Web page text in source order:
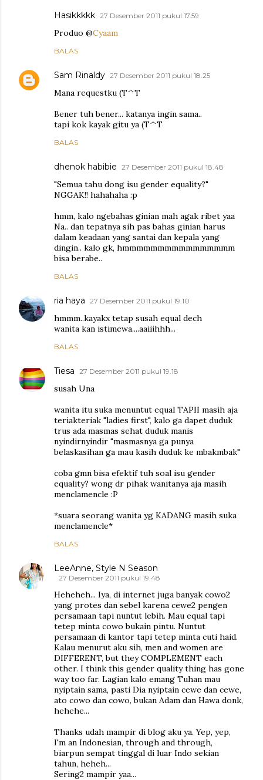
Hasikkkkk 27 Desember 2011 pukul 17.59
Produo @Cyaam
BALAS
Sam Rinaldy 27 Desember 2011 pukul 18.25
Mana requestku (T^T
Bener tuh bener... katanya ingin sama..
tapi kok kayak gitu ya (T^T
BALAS
dhenok habibie 27 Desember 2011 pukul 18.48
"Semua tahu dong isu gender equality?"
NGGAK!! hahahaha :p
hmm, kalo ngebahas ginian mah agak ribet yaa
Na.. dan tepatnya sih pas bahas ginian harus
dalam keadaan yang santai dan kepala yang
dingin.. kalo gk, hmmmmmmmmmmmmmmmm
bisa berabe..
BALAS
ria haya 27 Desember 2011 pukul 19.10
hmmm..kayakx tetap susah equal dech
wanita kan istimewa....aaiiihhh...
BALAS
Tiesa 27 Desember 2011 pukul 19.18
susah Una
wanita itu suka menuntut equal TAPII masih aja
teriakteriak "ladies first", kalo ga dapet duduk
trus ada masmas sehat duduk manis
nyindirnyindir "masmasnya ga punya
belaskasihan ga mau kasih duduk ke mbakmbak"
coba gmn bisa efektif tuh soal isu gender
equality? wong dr pihak wanitanya aja masih
menclamencle :P
*suara seorang wanita yg KADANG masih suka
menclamencle*
BALAS
LeeAnne, Style N Season
27 Desember 2011 pukul 19.48
Heheheh... Iya, di internet juga banyak cowo2
yang protes dan sebel karena cewe2 pengen
persamaan tapi nuntut lebih. Mau equal tapi
tetep minta cowo bukain pintu. Nuntut
persamaan di kantor tapi tetep minta cuti haid.
Kalau menurut aku sih, men and women are
DIFFERENT, but they COMPLEMENT each
other. I think this gender quality thing has gone
way too far. Lagian kalo emang Tuhan mau
nyiptain sama, pasti Dia nyiptain cewe dan cewe,
ato cowo dan cowo, bukan Adam dan Hawa donk,
hehehe...
Thanks udah mampir di blog aku ya. Yep, yep,
I'm an Indonesian, through and through,
biarpun sempat tinggal di luar Indo sekian
tahun, heheh...
Sering2 mampir yaa...